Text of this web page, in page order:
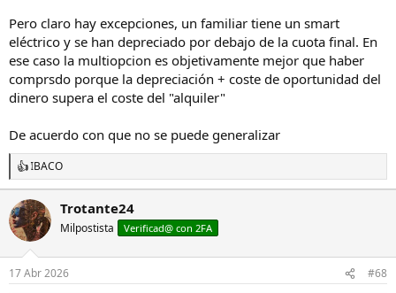
que de verdad ha salido muy rentable, y otros en los que ha sido un
desastre..
Pero claro hay excepciones, un familiar tiene un smart
eléctrico y se han depreciado por debajo de la cuota final. En
ese caso la multiopcion es objetivamente mejor que haber
comprsdo porque la depreciación + coste de oportunidad del
dinero supera el coste del "alquiler"
De acuerdo con que no se puede generalizar
R
e
a
c
c
i
o
n
e
IBACO
Trotante24
Milpostista Verificad@ con 2FA
17 Abr 2026 #68